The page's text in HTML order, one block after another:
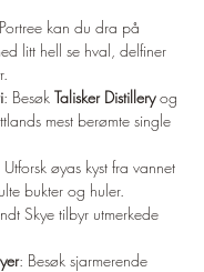
kan du dra på
litt hell se hval, delfiner
: Besøk Talisker Distillery og
mest berømte single
Utforsk øyas kyst fra vannet
bukter og huler.
Skye tilbyr utmerkede
: Besøk sjarmerende